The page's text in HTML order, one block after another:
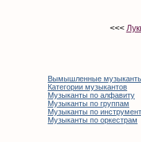
<<<
Вымышленные
Категории музыкантов
Музыканты по алфавиту
Музыканты по группам
Музыканты по
Музыканты по оркестрам